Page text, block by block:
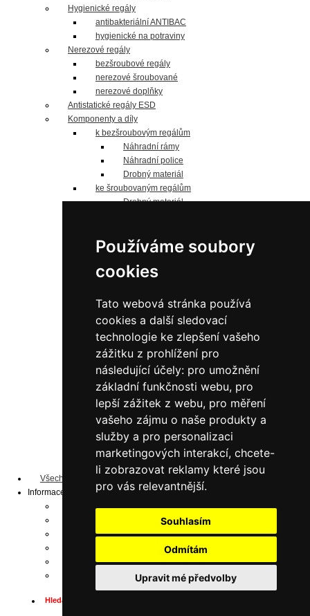
Používáme soubory
cookies
Tato webová stránka používá
cookies a další sledovací
technologie ke zlepšení vašeho
zážitku z prohlížení pro
následující účely: pro umožnění
základní funkčnosti webu, pro
lepší zážitek z webu, pro měření
vašeho zájmu o naše produkty a
služby a pro personalizaci
marketingových interakcí, chcete-
li zobrazovat reklamy které jsou
pro vás relevantnější.
Souhlasím
Odmítám
Upravit mé předvolby
Hygienické regály
antibakteriální ANTIBAC
hygienické na potraviny
Nerezové regály
bezšroubové regály
nerezové šroubované
nerezové doplňky
Antistatické regály ESD
Komponenty a díly
k bezšroubovým regálům
Náhradní rámy
Náhradní police
Drobný materiál
ke šroubovaným regálům
Drobný materiál
Oboustranné sloupky
náhradní police
do 125 kg/polici
do 200 kg/polici
do 240 kg/polici
do 330 kg/polici
do 350 kg/polici
Lakované šedé
do 200 kg/polici
do 350 kg/polici
do 190 kg/polici
do 240 kg/polici
do 330 kg/polici
Všechny produkty ...
Informace
Obchodní podmínky
Mapa stránek
Odhlášení z novinek